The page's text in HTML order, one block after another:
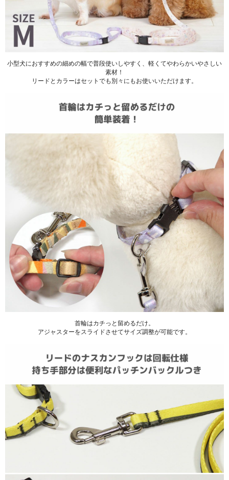
小型犬におすすめの細めの幅で普段使いしやすく、軽くてやわらかいやさしい
素材！
リードとカラーはセットでも別々にもお使いいただけます。
首輪はカチっと留めるだけ。
アジャスターをスライドさせてサイズ調整が可能です。